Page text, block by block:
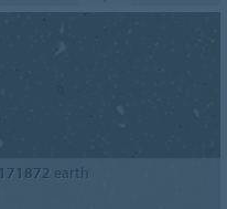
171872 earth